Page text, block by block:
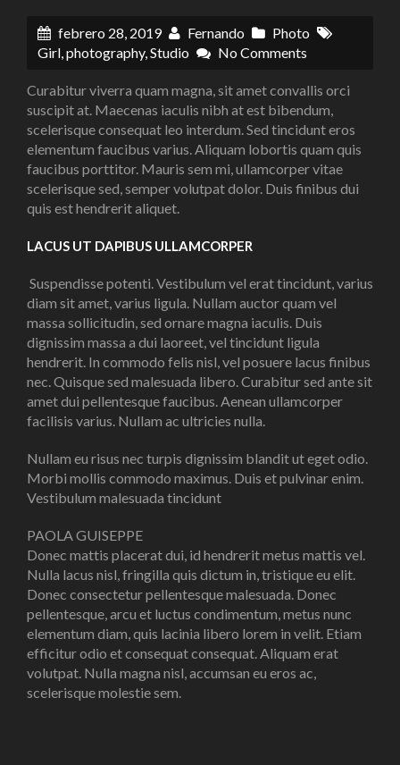
febrero 28, 2019 Fernando
Photo
Girl,photography,Studio No Comments
Curabitur viverra quam magna, sit amet convallis orci
suscipit at. Maecenas iaculis nibh at est bibendum,
scelerisque consequat leo interdum. Sed tincidunt eros
elementum faucibus varius. Aliquam lobortis quam quis
faucibus porttitor. Mauris sem mi, ullamcorper vitae
scelerisque sed, semper volutpat dolor. Duis finibus dui
quis est hendrerit aliquet.
LACUS UT DAPIBUS ULLAMCORPER
Suspendisse potenti. Vestibulum vel erat tincidunt, varius
diam sit amet, varius ligula. Nullam auctor quam vel
massa sollicitudin, sed ornare magna iaculis. Duis
dignissim massa a dui laoreet, vel tincidunt ligula
hendrerit. In commodo felis nisl, vel posuere lacus finibus
nec. Quisque sed malesuada libero. Curabitur sed ante sit
amet dui pellentesque faucibus. Aenean ullamcorper
facilisis varius. Nullam ac ultricies nulla.
Nullam eu risus nec turpis dignissim blandit ut eget odio.
Morbi mollis commodo maximus. Duis et pulvinar enim.
Vestibulum malesuada tincidunt
PAOLA GUISEPPE
Donec mattis placerat dui, id hendrerit metus mattis vel.
Nulla lacus nisl, fringilla quis dictum in, tristique eu elit.
Donec consectetur pellentesque malesuada. Donec
pellentesque, arcu et luctus condimentum, metus nunc
elementum diam, quis lacinia libero lorem in velit. Etiam
efficitur odio et consequat consequat. Aliquam erat
volutpat. Nulla magna nisl, accumsan eu eros ac,
scelerisque molestie sem.